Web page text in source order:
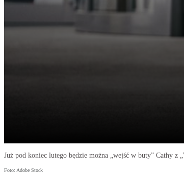
Już pod koniec lutego będzie można „wejść w buty” Cathy
Foto: Adobe Stock